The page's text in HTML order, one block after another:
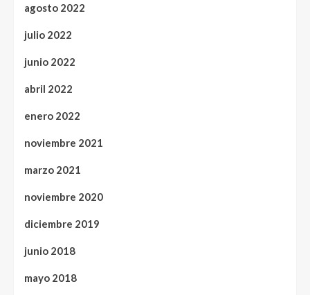
agosto 2022
julio 2022
junio 2022
abril 2022
enero 2022
noviembre 2021
marzo 2021
noviembre 2020
diciembre 2019
junio 2018
mayo 2018